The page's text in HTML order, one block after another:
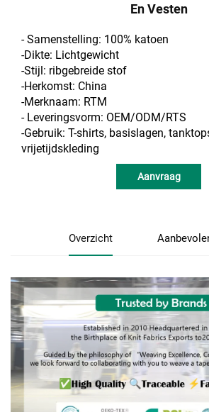
En Vesten
- Samenstelling: 100% katoen
-Dikte: Lichtgewicht
-Stijl: ribgebreide stof
-Herkomst: China
-Merknaam: RTM
- Leveringsvorm: OEM/ODM/RTS
-Gebruik: T-shirts, basislagen,
vrijetijdskleding
Aanvraag
Overzicht